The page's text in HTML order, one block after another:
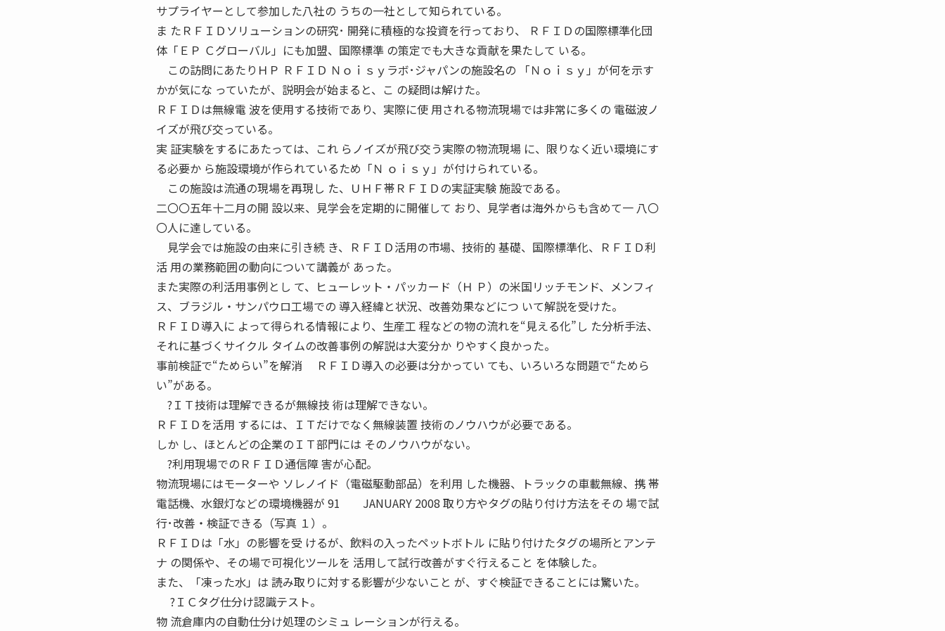
サプライヤーとして参加した八社の うちの一社として知られている。
ま たＲＦＩＤソリューションの研究･ 開発に積極的な投資を行っており、 ＲＦＩＤの国際標準化団
体「ＥＰ Ｃグローバル」にも加盟、国際標準 の策定でも大きな貢献を果たして いる。
この訪問にあたりＨＰ ＲＦＩＤ Ｎｏｉｓｙラボ･ジャパンの施設名の 「Ｎｏｉｓｙ」が何を示す
かが気にな っていたが、説明会が始まると、こ の疑問は解けた。
ＲＦＩＤは無線電 波を使用する技術であり、実際に使 用される物流現場では非常に多くの 電磁波ノ
イズが飛び交っている。
実 証実験をするにあたっては、これ らノイズが飛び交う実際の物流現場 に、限りなく近い環境にす
る必要か ら施設環境が作られているため「Ｎ ｏｉｓｙ」が付けられている。
この施設は流通の現場を再現し た、ＵＨＦ帯ＲＦＩＤの実証実験 施設である。
二〇〇五年十二月の開 設以来、見学会を定期的に開催して おり、見学者は海外からも含めて一 八〇
〇人に達している。
見学会では施設の由来に引き続 き、ＲＦＩＤ活用の市場、技術的 基礎、国際標準化、ＲＦＩＤ利
活 用の業務範囲の動向について講義が あった。
また実際の利活用事例とし て、ヒューレット・パッカード（Ｈ Ｐ）の米国リッチモンド、メンフィ
ス、ブラジル・サンパウロ工場での 導入経緯と状況、改善効果などにつ いて解説を受けた。
ＲＦＩＤ導入に よって得られる情報により、生産工 程などの物の流れを“見える化”し た分析手法、
それに基づくサイクル タイムの改善事例の解説は大変分か りやすく良かった。
事前検証で“ためらい”を解消 ＲＦＩＤ導入の必要は分かってい ても、いろいろな問題で“ためら
い”がある。
?ＩＴ技術は理解できるが無線技 術は理解できない。
ＲＦＩＤを活用 するには、ＩＴだけでなく無線装置 技術のノウハウが必要である。
しか し、ほとんどの企業のＩＴ部門には そのノウハウがない。
?利用現場でのＲＦＩＤ通信障 害が心配。
物流現場にはモーターや ソレノイド（電磁駆動部品）を利用 した機器、トラックの車載無線、携 帯
電話機、水銀灯などの環境機器が 91 JANUARY 2008 取り方やタグの貼り付け方法をその 場で試
行･改善・検証できる（写真 １）。
ＲＦＩＤは「水」の影響を受 けるが、飲料の入ったペットボトル に貼り付けたタグの場所とアンテ
ナ の関係や、その場で可視化ツールを 活用して試行改善がすぐ行えること を体験した。
また、「凍った水」は 読み取りに対する影響が少ないこと が、すぐ検証できることには驚いた。
?ＩＣタグ仕分け認識テスト。
物 流倉庫内の自動仕分け処理のシミュ レーションが行える。